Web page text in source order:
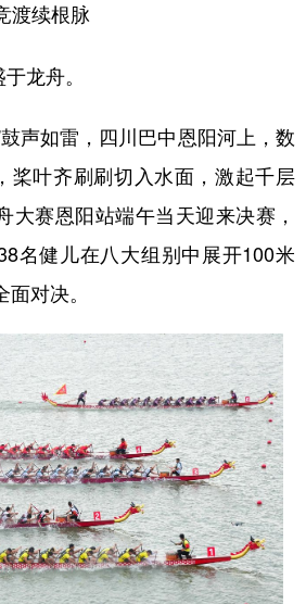
渡续根脉
龙舟。
声如雷，四川巴中恩阳河上，数
桨叶齐刷刷切入水面，激起千层
大赛恩阳站端午当天迎来决赛，
名健儿在八大组别中展开100米
对决。